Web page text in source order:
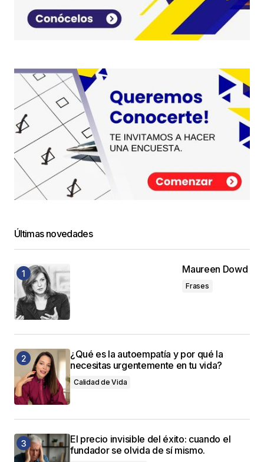
Últimas novedades
Maureen Dowd
Frases
¿Qué es la autoempatía y por qué la
necesitas urgentemente en tu vida?
Calidad de Vida
El precio invisible del éxito: cuando el
fundador se olvida de sí mismo.